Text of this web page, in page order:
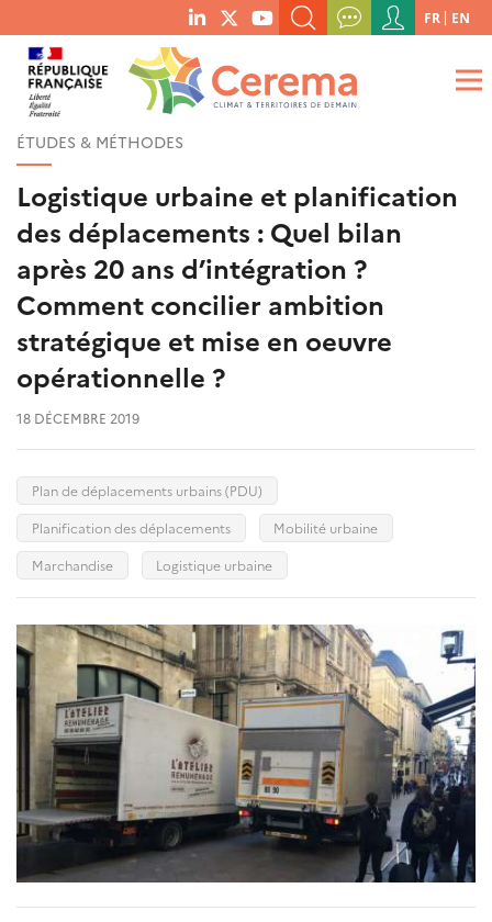
menu
social
links
RECHERCHER UN MOT-CLÉ, UNE PUBLICATION, ETC.
QUE RECHERCHEZ-VOUS ?
Menu
du
compte
de
FR EN
ÉTUDES & MÉTHODES
Logistique urbaine et planification
des déplacements : Quel bilan
après 20 ans d’intégration ?
Comment concilier ambition
stratégique et mise en oeuvre
opérationnelle ?
18 DÉCEMBRE 2019
Plan de déplacements urbains (PDU)
Planification des déplacements
Mobilité urbaine
Marchandise
Logistique urbaine